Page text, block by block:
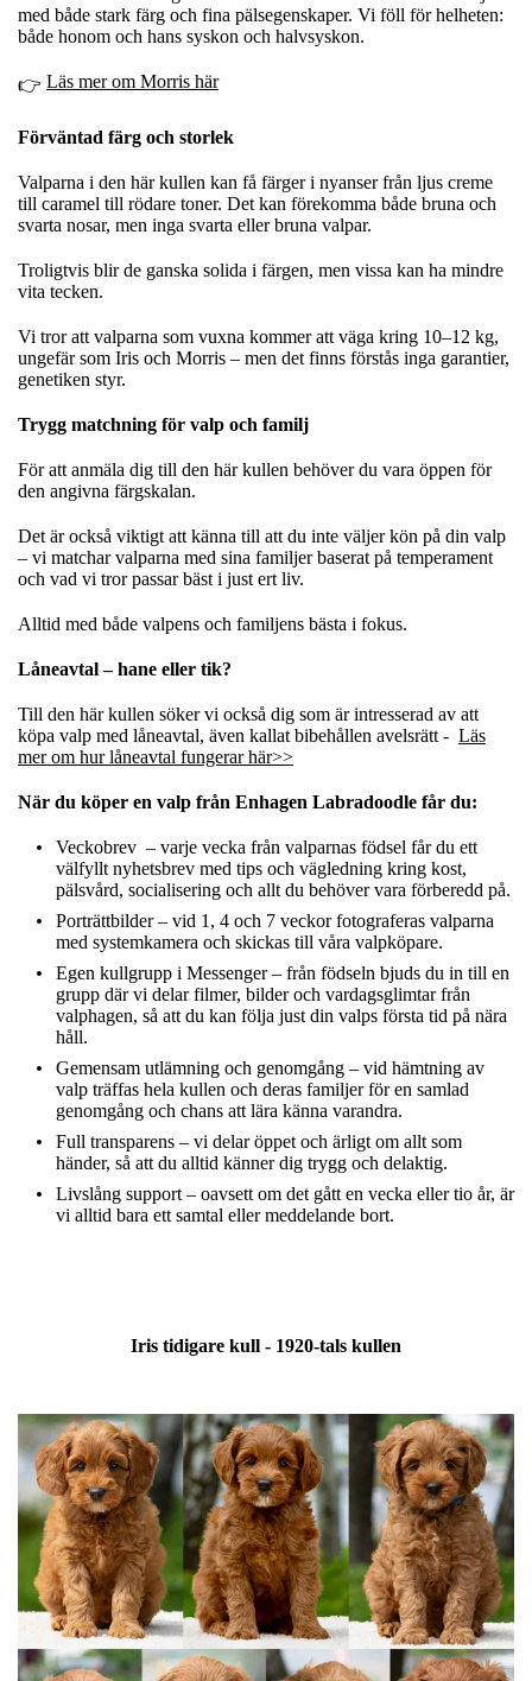
med både stark färg och fina pälsegenskaper. Vi föll för helheten:
både honom och hans syskon och halvsyskon.
👉 Läs mer om Morris här
Förväntad färg och storlek
Valparna i den här kullen kan få färger i nyanser från ljus creme
till caramel till rödare toner. Det kan förekomma både bruna och
svarta nosar, men inga svarta eller bruna valpar.
Troligtvis blir de ganska solida i färgen, men vissa kan ha mindre
vita tecken.
Vi tror att valparna som vuxna kommer att väga kring 10–12 kg,
ungefär som Iris och Morris – men det finns förstås inga garantier,
genetiken styr.
Trygg matchning för valp och familj
För att anmäla dig till den här kullen behöver du vara öppen för
den angivna färgskalan.
Det är också viktigt att känna till att du inte väljer kön på din valp
– vi matchar valparna med sina familjer baserat på temperament
och vad vi tror passar bäst i just ert liv.
Alltid med både valpens och familjens bästa i fokus.
Låneavtal – hane eller tik?
Till den här kullen söker vi också dig som är intresserad av att
köpa valp med låneavtal, även kallat bibehållen avelsrätt - Läs
mer om hur låneavtal fungerar här>>
När du köper en valp från Enhagen Labradoodle får du:
Veckobrev – varje vecka från valparnas födsel får du ett
välfyllt nyhetsbrev med tips och vägledning kring kost,
pälsvård, socialisering och allt du behöver vara förberedd på.
Porträttbilder – vid 1, 4 och 7 veckor fotograferas valparna
med systemkamera och skickas till våra valpköpare.
Egen kullgrupp i Messenger – från födseln bjuds du in till en
grupp där vi delar filmer, bilder och vardagsglimtar från
valphagen, så att du kan följa just din valps första tid på nära
håll.
Gemensam utlämning och genomgång – vid hämtning av
valp träffas hela kullen och deras familjer för en samlad
genomgång och chans att lära känna varandra.
Full transparens – vi delar öppet och ärligt om allt som
händer, så att du alltid känner dig trygg och delaktig.
Livslång support – oavsett om det gått en vecka eller tio år, är
vi alltid bara ett samtal eller meddelande bort.
Iris tidigare kull - 1920-tals kullen